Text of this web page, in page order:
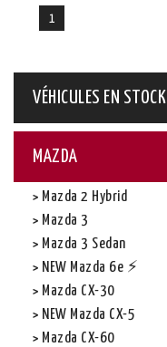
1
VÉHICULES EN STOCK
MAZDA
Mazda 2 Hybrid
Mazda 3
Mazda 3 Sedan
NEW Mazda 6e ⚡
Mazda CX-30
NEW Mazda CX-5
Mazda CX-60